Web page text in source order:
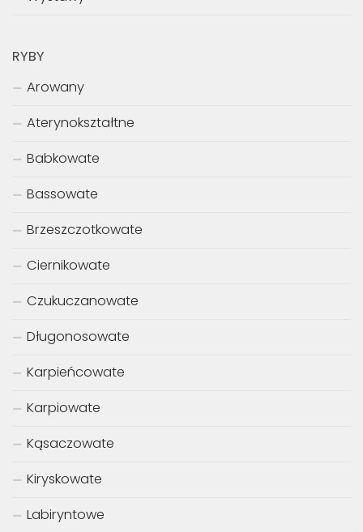
RYBY
Arowany
Aterynokształtne
Babkowate
Bassowate
Brzeszczotkowate
Ciernikowate
Czukuczanowate
Długonosowate
Karpieńcowate
Karpiowate
Kąsaczowate
Kiryskowate
Labiryntowe